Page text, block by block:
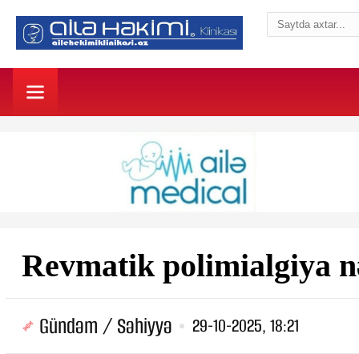
Revmatik polimialgiya
Gündəm / Səhiyyə 29-10-2025, 18:21